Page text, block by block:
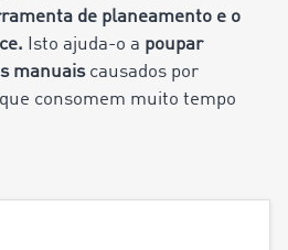
de planeamento e o
Isto ajuda-o a poupar
manuaiscausados por
consomem muito tempo